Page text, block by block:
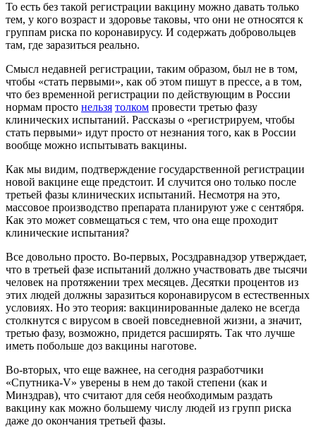
То есть без такой регистрации вакцину можно давать только
тем, у кого возраст и здоровье таковы, что они не относятся к
группам риска по коронавирусу. И содержать добровольцев
там, где заразиться реально.
Смысл недавней регистрации, таким образом, был не в том,
чтобы «стать первыми», как об этом пишут в прессе, а в том,
что без временной регистрации по действующим в России
нормам просто нельзя толком провести третью фазу
клинических испытаний. Рассказы о «регистрируем, чтобы
стать первыми» идут просто от незнания того, как в России
вообще можно испытывать вакцины.
Как мы видим, подтверждение государственной регистрации
новой вакцине еще предстоит. И случится оно только после
третьей фазы клинических испытаний. Несмотря на это,
массовое производство препарата планируют уже с сентября.
Как это может совмещаться с тем, что она еще проходит
клинические испытания?
Все довольно просто. Во-первых, Росздравнадзор утверждает,
что в третьей фазе испытаний должно участвовать две тысячи
человек на протяжении трех месяцев. Десятки процентов из
этих людей должны заразиться коронавирусом в естественных
условиях. Но это теория: вакцинированные далеко не всегда
столкнутся с вирусом в своей повседневной жизни, а значит,
третью фазу, возможно, придется расширять. Так что лучше
иметь побольше доз вакцины наготове.
Во-вторых, что еще важнее, на сегодня разработчики
«Спутника-V» уверены в нем до такой степени (как и
Минздрав), что считают для себя необходимым раздать
вакцину как можно большему числу людей из групп риска
даже до окончания третьей фазы.